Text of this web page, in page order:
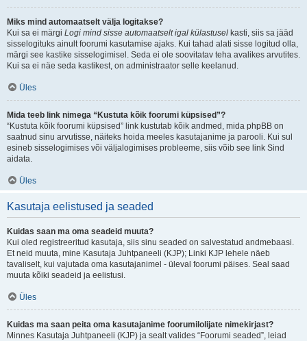
Miks mind automaatselt välja logitakse?
Kui sa ei märgi Logi mind sisse automaatselt igal külastusel kasti, siis sa jääd
sisselogituks ainult foorumi kasutamise ajaks. Kui tahad alati sisse logitud olla,
märgi see kastike sisselogimisel. Seda ei ole soovitatav teha avalikes arvutites.
Kui sa ei näe seda kastikest, on administraator selle keelanud.
Üles
Mida teeb link nimega “Kustuta kõik foorumi küpsised”?
“Kustuta kõik foorumi küpsised” link kustutab kõik andmed, mida phpBB on
saatnud sinu arvutisse, näiteks hoida meeles kasutajanime ja parooli. Kui sul
esineb sisselogimises või väljalogimises probleeme, siis võib see link Sind
aidata.
Üles
Kasutaja eelistused ja seaded
Kuidas saan ma oma seadeid muuta?
Kui oled registreeritud kasutaja, siis sinu seaded on salvestatud andmebaasi.
Et neid muuta, mine Kasutaja Juhtpaneeli (KJP); Linki KJP lehele näeb
tavaliselt, kui vajutada oma kasutajanimel - üleval foorumi päises. Seal saad
muuta kõiki seadeid ja eelistusi.
Üles
Kuidas ma saan peita oma kasutajanime foorumilolijate nimekirjast?
Minnes Kasutaja Juhtpaneeli (KJP) ja sealt valides “Foorumi seaded”, leiad